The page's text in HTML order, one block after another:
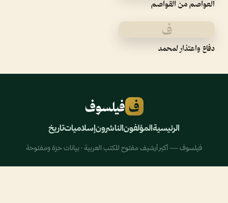
العواصم من القواصم
ف
دفاع واعتذار لمحمد
ف فيلسوف
الرئيسيةالمؤلفونالناشرونإسلامياتتاريخ
فيلسوف — أكبر أرشيف مفتوح للكتب العربية · بيانات حرّة ومفتوحة